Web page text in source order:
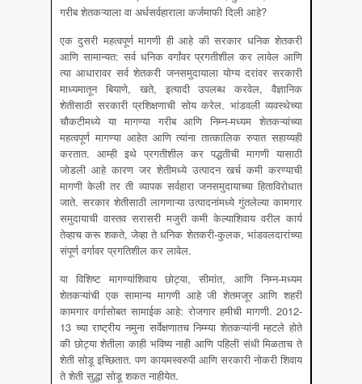
गरीब शेतकऱ्याला वा अर्धसर्वहाराला कर्जमाफी दिली आहे?
एक दुसरी महत्वपूर्ण मागणी ही आहे की सरकार धनिक शेतकरी
आणि सामान्यत: सर्व धनिक वर्गांवर प्रगतीशील कर लावेल आणि
त्या आधारावर सर्व शेतकरी जनसमुदायाला योग्य दरांवर सरकारी
माध्यमातून बियाणे, खते, इत्यादी उपलब्ध करवेल, वैज्ञानिक
शेतीसाठी सरकारी प्रशिक्षणाची सोय करेल. भांडवली व्यवस्थेच्या
चौकटीमध्ये या मागण्या गरीब आणि निम्न-मध्यम शेतकऱ्यांच्या
महत्वपूर्ण मागण्या आहेत आणि त्यांना तात्कालिक रुपात सहाय्यही
करतात. आम्ही इथे प्रगतीशील कर पद्धतीची मागणी यासाठी
जोडली आहे कारण जर शेतीमध्ये उत्पादन खर्च कमी करण्याची
मागणी केली तर ती व्यापक सर्वहारा जनसमुदायाच्या हिताविरोधात
जाते. सरकार शेतीसाठी लागणाऱ्या उत्पादनांमध्ये गुंतलेल्या कामगार
समुदायाची वास्तव सरासरी मजुरी कमी केल्याशिवाय वरील कार्य
तेव्हाच करू शकते, जेव्हा ते धनिक शेतकरी-कुलक, भांडवलदारांच्या
संपूर्ण वर्गावर प्रगतिशील कर लावेल.
या विशिष्ट मागण्यांशिवाय छोट्या, सीमांत, आणि निम्न-मध्यम
शेतकऱ्यांची एक सामान्य मागणी आहे जी शेतमजूर आणि शहरी
कामगार वर्गासोबत सामाईक आहे: रोजगार हमीची मागणी. 2012-
13 च्या राष्ट्रीय नमुना सर्वेक्षणातच निम्म्या शेतकऱ्यांनी म्हटले होते
की छोट्या शेतीला काही भविष्य नाही आणि पहिली संधी मिळताच ते
शेती सोडू इच्छितात. पण कायमस्वरुपी आणि सरकारी नोकरी शिवाय
ते शेती सुद्धा सोडू शकत नाहीयेत.